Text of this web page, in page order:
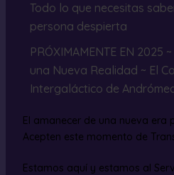
Todo lo que necesitas
persona despierta
PRÓXIMAMENTE EN 2025
una Nueva Realidad ~ El
Intergaláctico de
El amanecer de una nueva era
Acepten este momento de
Estamos aquí y estamos al